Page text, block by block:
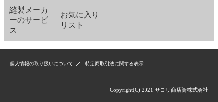
縫製メーカ
ーのサービ
ス
お気に入り
リスト
個人情報の取り扱いについて 特定商取引法に関する表示
Copyright(C) 2021 サヨリ商店街株式会社